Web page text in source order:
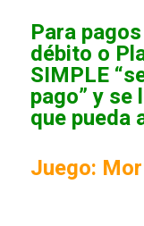
Para
débito o
SIMPLE
pago” y se
que pueda
Juego: